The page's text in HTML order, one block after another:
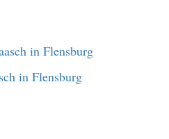
in Flensburg